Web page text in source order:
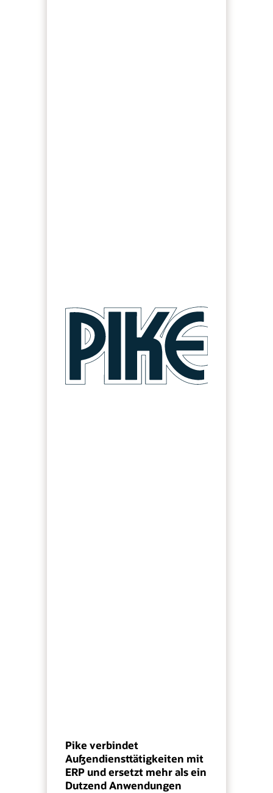
Pike verbindet
Außendiensttätigkeiten mit
ERP und ersetzt mehr als ein
Dutzend Anwendungen